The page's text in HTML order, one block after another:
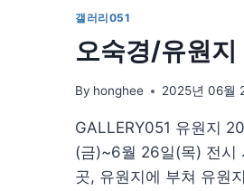
갤러리051
오숙경/유원지
By honghee 2025년 06월
GALLERY051 유원지
(금)~6월 26일(목) 전시
곳, 유원지에 부쳐 유원